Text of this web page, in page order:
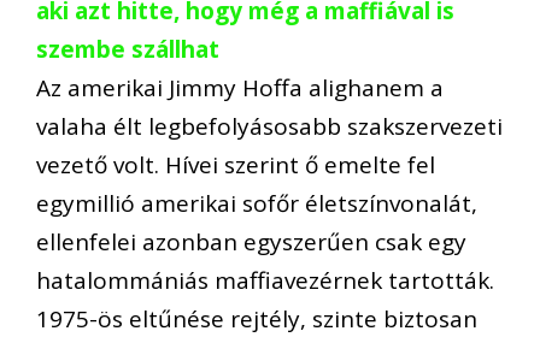
aki azt hitte, hogy még a maffiával is
szembe szállhat
Az amerikai Jimmy Hoffa alighanem a
valaha élt legbefolyásosabb szakszervezeti
vezető volt. Hívei szerint ő emelte fel
egymillió amerikai sofőr életszínvonalát,
ellenfelei azonban egyszerűen csak egy
hatalommániás maffiavezérnek tartották.
1975-ös eltűnése rejtély, szinte biztosan